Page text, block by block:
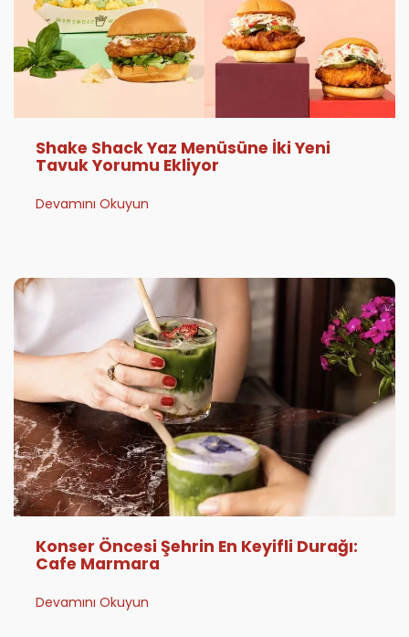
Shake Shack Yaz Menüsüne İki Yeni
Tavuk Yorumu Ekliyor
Devamını Okuyun
Konser Öncesi Şehrin En Keyifli Durağı:
Cafe Marmara
Devamını Okuyun